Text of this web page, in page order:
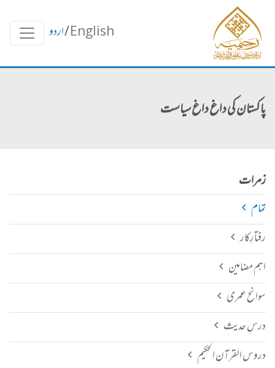
English
/اردو
پاکستان کی داغ داغ سیاست
زمرات
تمام
رفتارِکار
اہم مضامین
سوانح عمری
درسِ حدیث
دروس القرآن الحکیم